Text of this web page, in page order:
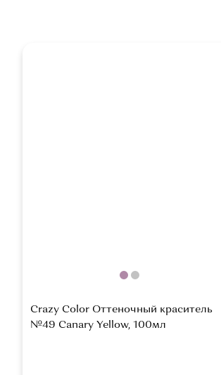
Crazy Color Оттеночный краситель
№49 Canary Yellow, 100мл